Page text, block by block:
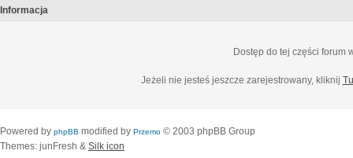
Informacja
Dostęp do tej części forum
Jeżeli nie jesteś jeszcze zarejestrowany, kliknij
Powered by phpBB modified by Przemo © 2003 phpBB Group
Themes: junFresh & Silk icon